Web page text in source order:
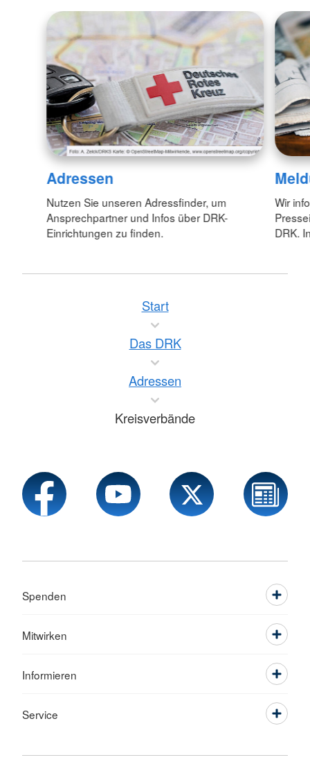
Adressen
Nutzen Sie unseren Adressfinder, um
Ansprechpartner und Infos über DRK-
Einrichtungen zu finden.
Wir
DRK.
Start
Das DRK
Adressen
Kreisverbände
Spenden
Mitwirken
Informieren
Service